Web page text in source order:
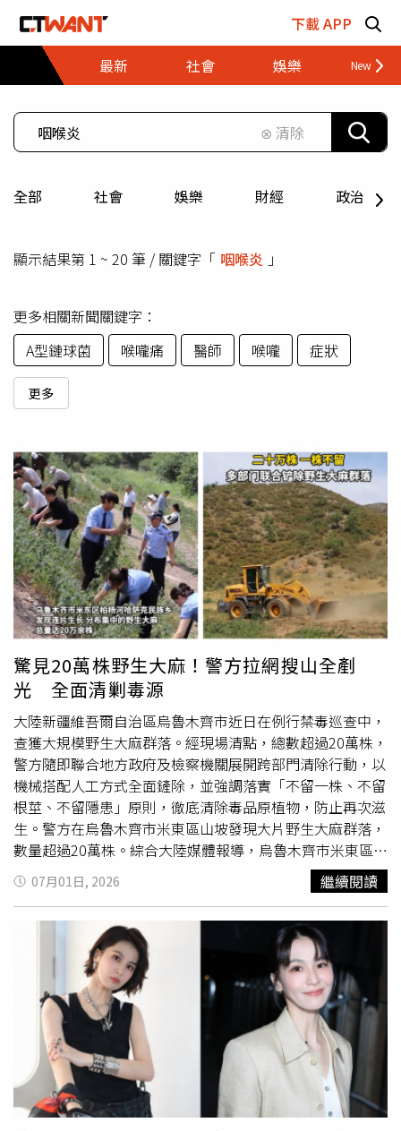
下載 APP
最新
社會 娛樂 財經
⊗ 清除
全部 社會 娛樂 財經 政治
顯示結果第 1 ~ 20 筆 / 關鍵字「 咽喉炎 」
更多相關新聞關鍵字：
A型鏈球菌
喉嚨痛 醫師 喉嚨 症狀
更多
驚見20萬株野生大麻！警方拉網搜山全剷
光 全面清剿毒源
大陸新疆維吾爾自治區烏魯木齊市近日在例行禁毒巡查中，
查獲大規模野生大麻群落。經現場清點，總數超過20萬株，
警方隨即聯合地方政府及檢察機關展開跨部門清除行動，以
機械搭配人工方式全面鏟除，並強調落實「不留一株、不留
根莖、不留隱患」原則，徹底清除毒品原植物，防止再次滋
生。警方在烏魯木齊市米東區山坡發現大片野生大麻群落，
數量超過20萬株。綜合大陸媒體報導，烏魯木齊市米東區公
安分局禁毒大隊日前偕同柏楊河哈薩克族鄉派出所，持續執
行常態化禁種鏟毒踏查工作，鎖定山林、荒地、坡地等人煙
較少、容易藏匿毒品原植物的區域，以徒步拉網方式逐一巡
查。執法人員在柏楊河鄉轄區周邊山坡發現大片野生大麻，
經勘查確認，整片植株生長密集、分布集中，數量超過20萬
株。警方確認情況後，立即通報柏楊河鄉政府及米東區人民
檢察院等單位共同處置，並迅速劃設警戒區域、固定現場證
據，隨後採取大型機具與人工同步清除的方式，將所有野生
大麻連根剷除，同時清理殘留根莖，避免植株再次萌發，確
保毒源徹底清除，不留下任何後續風險。執法人員採取機械
搭配人工方式，全面剷除野生大麻植株，避免毒品原植物再
次生長。警方表示，禁種鏟毒工作除了仰賴例行巡查外，也
07月01日, 2026 繼續閱讀